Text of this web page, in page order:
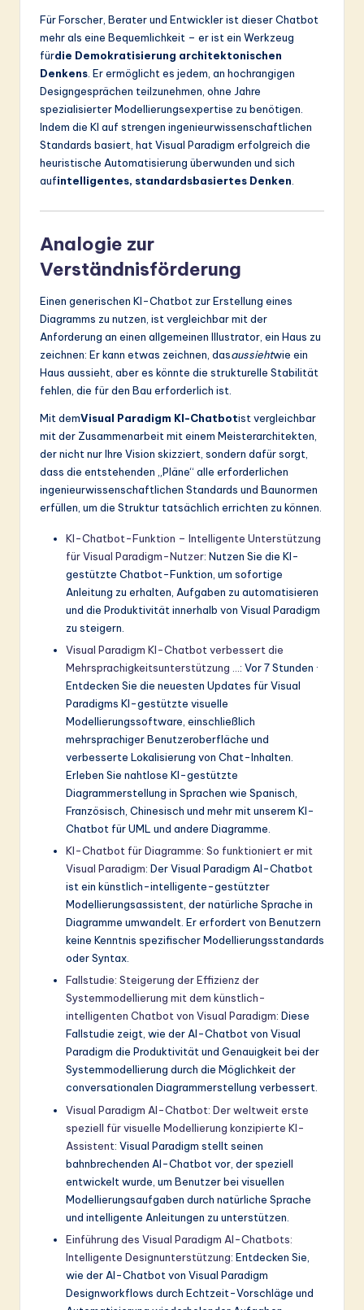
Für Forscher, Berater und Entwickler ist dieser Chatbot
mehr als eine Bequemlichkeit – er ist ein Werkzeug
fürdie Demokratisierung architektonischen
Denkens . Er ermöglicht es jedem, an hochrangigen
Designgesprächen teilzunehmen, ohne Jahre
spezialisierter Modellierungsexpertise zu benötigen.
Indem die KI auf strengen ingenieurwissenschaftlichen
Standards basiert, hat Visual Paradigm erfolgreich die
heuristische Automatisierung überwunden und sich
aufintelligentes, standardsbasiertes Denken
Analogie zur
Verständnisförderung
Einen generischen KI-Chatbot zur Erstellung eines
Diagramms zu nutzen, ist vergleichbar mit der
Anforderung an einen allgemeinen Illustrator, ein Haus zu
zeichnen: Er kann etwas zeichnen, dasaussiehtwie ein
Haus aussieht, aber es könnte die strukturelle Stabilität
fehlen, die für den Bau erforderlich ist.
Mit demVisual Paradigm KI-Chatbotist vergleichbar
mit der Zusammenarbeit mit einem Meisterarchitekten,
der nicht nur Ihre Vision skizziert, sondern dafür sorgt,
dass die entstehenden „Pläne“ alle erforderlichen
ingenieurwissenschaftlichen Standards und Baunormen
erfüllen, um die Struktur tatsächlich errichten zu können.
KI-Chatbot-Funktion – Intelligente Unterstützung
für Visual Paradigm-Nutzer: Nutzen Sie die KI-
gestützte Chatbot-Funktion, um sofortige
Anleitung zu erhalten, Aufgaben zu automatisieren
und die Produktivität innerhalb von Visual Paradigm
zu steigern.
Visual Paradigm KI-Chatbot verbessert die
Mehrsprachigkeitsunterstützung …: Vor 7 Stunden ·
Entdecken Sie die neuesten Updates für Visual
Paradigms KI-gestützte visuelle
Modellierungssoftware, einschließlich
mehrsprachiger Benutzeroberfläche und
verbesserte Lokalisierung von Chat-Inhalten.
Erleben Sie nahtlose KI-gestützte
Diagrammerstellung in Sprachen wie Spanisch,
Französisch, Chinesisch und mehr mit unserem KI-
Chatbot für UML und andere Diagramme.
KI-Chatbot für Diagramme: So funktioniert er mit
Visual Paradigm: Der Visual Paradigm AI-Chatbot
ist ein künstlich-intelligente-gestützter
Modellierungsassistent, der natürliche Sprache in
Diagramme umwandelt. Er erfordert von Benutzern
keine Kenntnis spezifischer Modellierungsstandards
oder Syntax.
Fallstudie: Steigerung der Effizienz der
Systemmodellierung mit dem künstlich-
intelligenten Chatbot von Visual Paradigm: Diese
Fallstudie zeigt, wie der AI-Chatbot von Visual
Paradigm die Produktivität und Genauigkeit bei der
Systemmodellierung durch die Möglichkeit der
conversationalen Diagrammerstellung verbessert.
Visual Paradigm AI-Chatbot: Der weltweit erste
speziell für visuelle Modellierung konzipierte KI-
Assistent: Visual Paradigm stellt seinen
bahnbrechenden AI-Chatbot vor, der speziell
entwickelt wurde, um Benutzer bei visuellen
Modellierungsaufgaben durch natürliche Sprache
und intelligente Anleitungen zu unterstützen.
Einführung des Visual Paradigm AI-Chatbots:
Intelligente Designunterstützung: Entdecken Sie,
wie der AI-Chatbot von Visual Paradigm
Designworkflows durch Echtzeit-Vorschläge und